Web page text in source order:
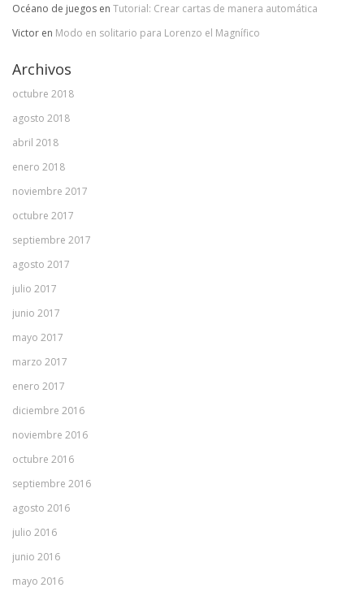
Océano de juegos en Tutorial: Crear cartas de manera automática
Victor en Modo en solitario para Lorenzo el Magnífico
Archivos
octubre 2018
agosto 2018
abril 2018
enero 2018
noviembre 2017
octubre 2017
septiembre 2017
agosto 2017
julio 2017
junio 2017
mayo 2017
marzo 2017
enero 2017
diciembre 2016
noviembre 2016
octubre 2016
septiembre 2016
agosto 2016
julio 2016
junio 2016
mayo 2016